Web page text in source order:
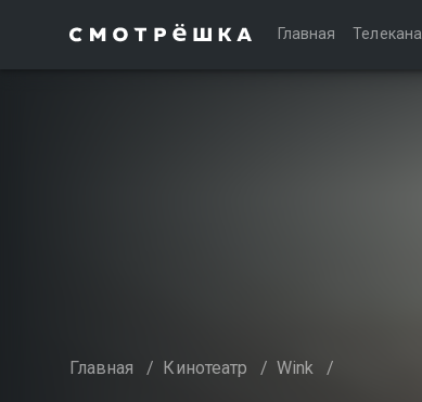
Главная
Главная / Кинотеатр / Wink /